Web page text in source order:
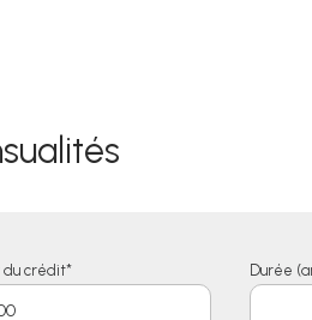
du crédit* Durée